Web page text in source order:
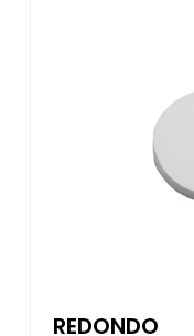
REDONDO